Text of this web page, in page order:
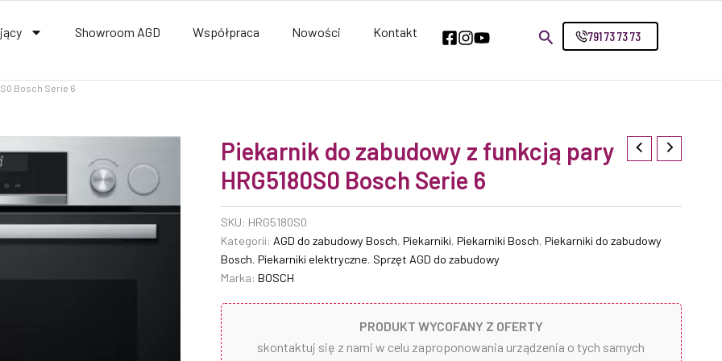
791 73 73 73
Showroom AGD Współpraca Nowości Kontakt
Bosch Serie 6
Piekarnik do zabudowy z funkcją pary
HRG5180S0 Bosch Serie 6
SKU: HRG5180S0
Kategorii: AGD do zabudowy Bosch, Piekarniki, Piekarniki Bosch, Piekarniki do zabudowy
Bosch, Piekarniki elektryczne, Sprzęt AGD do zabudowy
Marka: BOSCH
PRODUKT WYCOFANY Z OFERTY
skontaktuj się z nami w celu zaproponowania urządzenia o tych samych